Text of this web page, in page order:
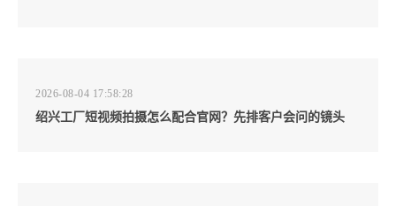
2026-08-04 17:58:28
绍兴工厂短视频拍摄怎么配合官网？先排客户会问的镜头